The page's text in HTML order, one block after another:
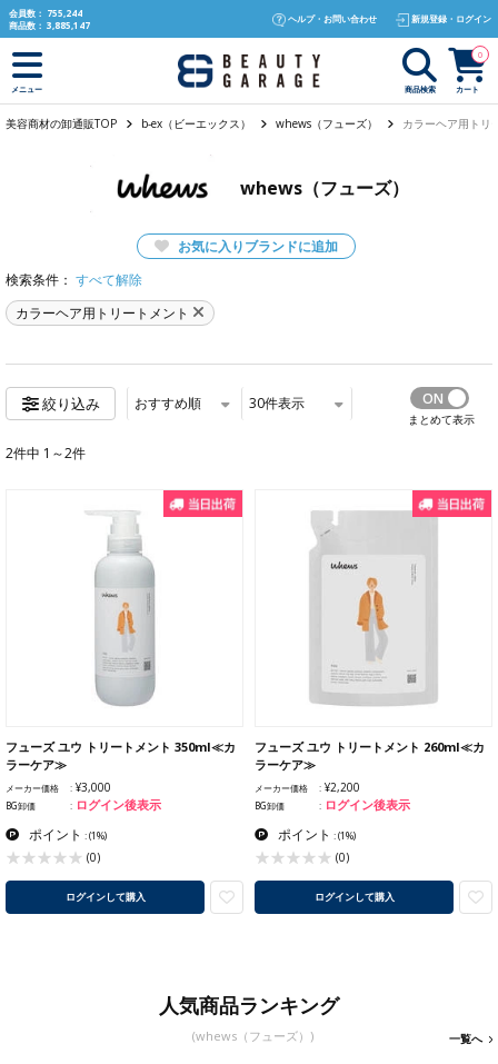
text.skipToContent
text.skipToNavigation
会員数： 755,244
商品数： 3,885,147
ヘルプ・お問い合わせ 新規登録・ログイン
メニュー 商品検索 カート
0
美容商材の卸通販TOP b-ex（ビーエックス） whews（フューズ） カラーヘア用トリ
whews（フューズ）
お気に入りブランドに追加
検索条件： すべて解除
カラーヘア用トリートメント
絞り込み おすすめ順 30件表示
まとめて表示
2件中 1～2件
フューズ ユウ トリートメント 350ml≪カ
ラーケア≫
メーカー価格 ¥3,000
BG卸価 ログイン後表示
ポイント :(1%)
(0)
ログインして購入
フューズ ユウ トリートメント 260ml≪カ
ラーケア≫
メーカー価格 ¥2,200
BG卸価 ログイン後表示
ポイント :(1%)
(0)
ログインして購入
人気商品ランキング
(whews（フューズ）) 一覧へ